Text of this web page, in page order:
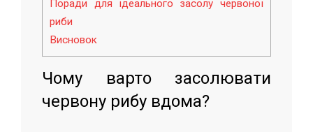
Поради для ідеального засолу червоної
риби
Висновок
Чому варто засолювати
червону рибу вдома?